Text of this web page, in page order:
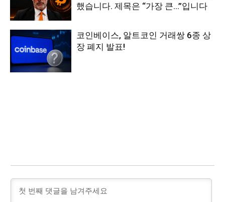
했습니다. 제목은 “가장 큰…”입니다
코인베이스, 알트코인 거래쌍 6종 상
장 폐지 발표!